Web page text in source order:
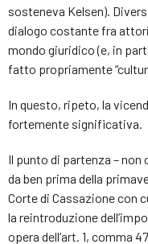
sosteneva Kelsen).
dialogo costante fra
mondo giuridico (e, in
fatto propriamente
In questo, ripeto, la
fortemente significativa.
Il punto di partenza –
da ben prima della
Corte di Cassazione con
la reintroduzione
opera dell’art. 1, comma